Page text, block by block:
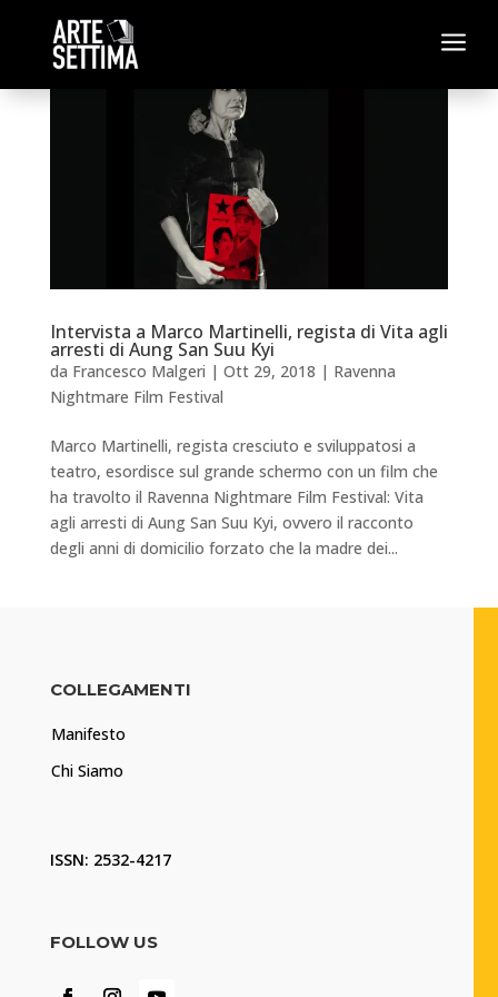
a
Intervista a Marco Martinelli, regista di Vita agli
arresti di Aung San Suu Kyi
da Francesco Malgeri | Ott 29, 2018 | Ravenna
Nightmare Film Festival
Marco Martinelli, regista cresciuto e sviluppatosi a
teatro, esordisce sul grande schermo con un film che
ha travolto il Ravenna Nightmare Film Festival: Vita
agli arresti di Aung San Suu Kyi, ovvero il racconto
degli anni di domicilio forzato che la madre dei...
COLLEGAMENTI
Manifesto
Chi Siamo
ISSN: 2532-4217
FOLLOW US